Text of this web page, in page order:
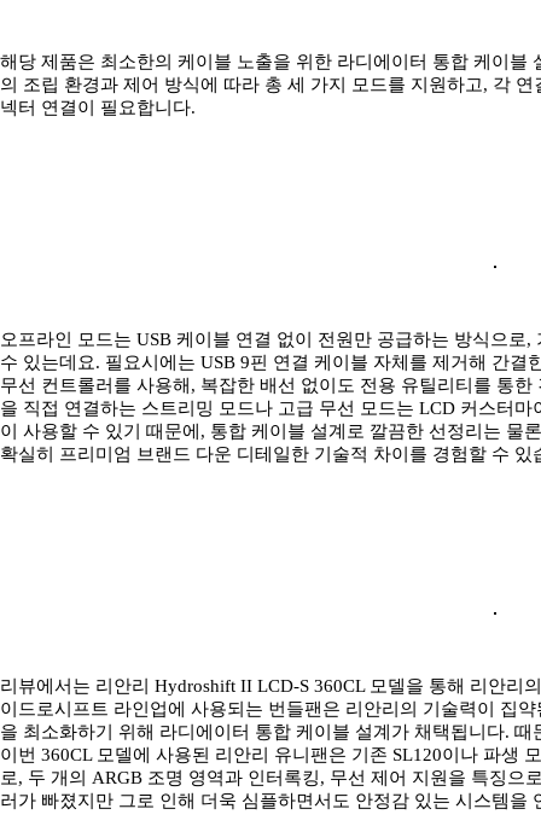
해당 제품은 최소한의 케이블 노출을 위한 라디에이터 통합 케이
의 조립 환경과 제어 방식에 따라 총 세 가지 모드를 지원하고, 각
넥터 연결이 필요합니다.
오프라인 모드는 USB 케이블 연결 없이 전원만 공급하는 방식으
수 있는데요. 필요시에는 USB 9핀 연결 케이블 자체를 제거해 간결
무선 컨트롤러를 사용해, 복잡한 배선 없이도 전용 유틸리티를 통
을 직접 연결하는 스트리밍 모드나 고급 무선 모드는 LCD 커스터
이 사용할 수 있기 때문에, 통합 케이블 설계로 깔끔한 선정리는 물
확실히 프리미엄 브랜드 다운 디테일한 기술적 차이를 경험할 수 있
리뷰에서는 리안리 Hydroshift II LCD-S 360CL 모델을 통해 리안리
이드로시프트 라인업에 사용되는 번들팬은 리안리의 기술력이 집
을 최소화하기 위해 라디에이터 통합 케이블 설계가 채택됩니다.
이번 360CL 모델에 사용된 리안리 유니팬은 기존 SL120이나 파생
로, 두 개의 ARGB 조명 영역과 인터록킹, 무선 제어 지원을 특징으
러가 빠졌지만 그로 인해 더욱 심플하면서도 안정감 있는 시스템을